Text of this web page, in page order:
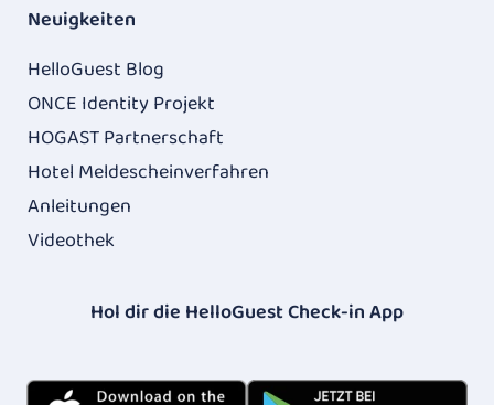
Neuigkeiten
HelloGuest Blog
ONCE Identity Projekt
HOGAST Partnerschaft
Hotel Meldescheinverfahren
Anleitungen
Videothek
Hol dir die HelloGuest Check-in App​